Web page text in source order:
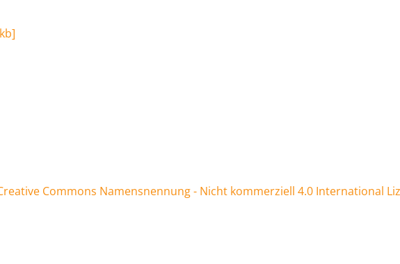
]
Commons Namensnennung - Nicht kommerziell 4.0 International